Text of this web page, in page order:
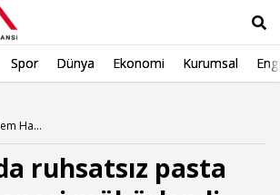
Spor Dünya Ekonomi Kurumsal
Gündem Haberleri
ruhsatsız pasta